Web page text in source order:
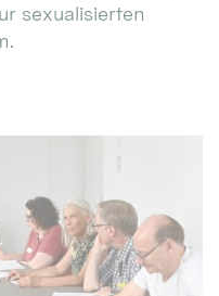
sexualisierten